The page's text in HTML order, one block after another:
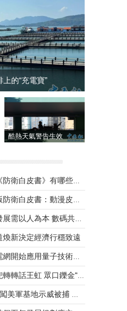
的“充電寶”
酷熱天氣警告生效 本港高溫持續至下周
新決定經濟行穩致遠